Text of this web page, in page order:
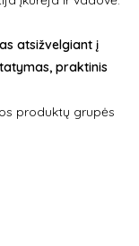
atsižvelgiant į
praktinis
produktų grupės